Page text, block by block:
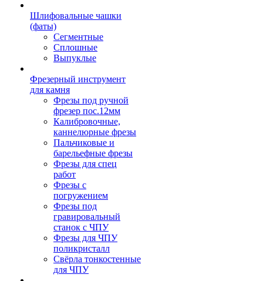
Шлифовальные чашки
(фаты)
Сегментные
Сплошные
Выпуклые
Фрезерный инструмент
для камня
Фрезы под ручной
фрезер пос.12мм
Калибровочные,
каннелюрные фрезы
Пальчиковые и
барельефные фрезы
Фрезы для спец
работ
Фрезы с
погружением
Фрезы под
гравировальный
станок с ЧПУ
Фрезы для ЧПУ
поликристалл
Свёрла тонкостенные
для ЧПУ